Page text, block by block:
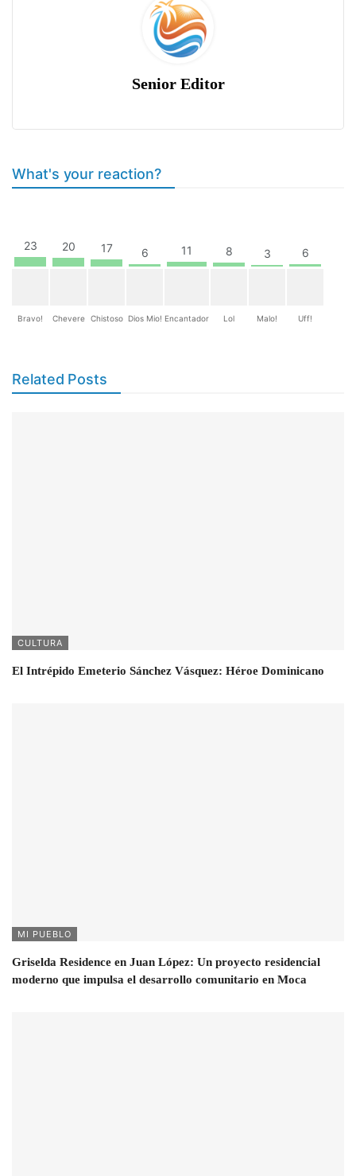
Senior Editor
What's your reaction?
23
Bravo!
20
Chevere
17
Chistoso
6
Dios Mio!
11
Encantador
8
Lol
3
Malo!
6
Uff!
Related Posts
CULTURA
El Intrépido Emeterio Sánchez Vásquez: Héroe Dominicano
MI PUEBLO
Griselda Residence en Juan López: Un proyecto residencial
moderno que impulsa el desarrollo comunitario en Moca